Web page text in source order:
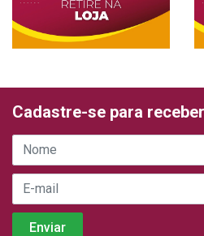
Cadastre-se para